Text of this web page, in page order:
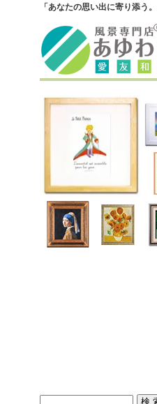
「あなたの思い出に寄り添う